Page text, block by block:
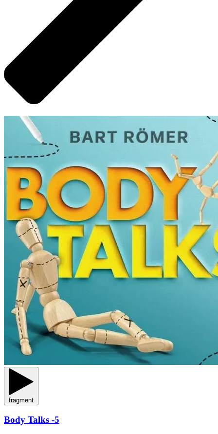
fragment
Body Talks -5